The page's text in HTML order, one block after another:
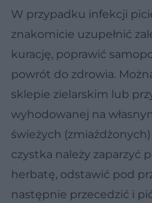
W przypadku infekcji
znakomicie uzupełnić
kurację, poprawić
powrót do zdrowia.
sklepie zielarskim lub
wyhodowanej na
świeżych
czystka należy zaparzyć
herbatę, odstawić pod
następnie przecedzić i